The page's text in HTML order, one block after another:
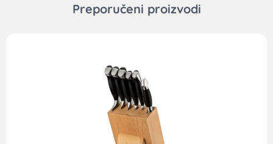
Preporučeni proizvodi